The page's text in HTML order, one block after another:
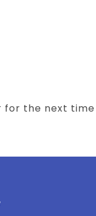
for the next